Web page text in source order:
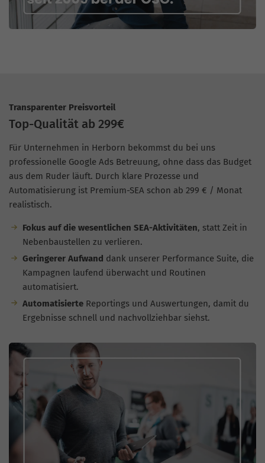
Transparenter Preisvorteil
Top-Qualität ab 299€
Für Unternehmen in Herborn bekommst du bei uns
professionelle Google Ads Betreuung, ohne dass das Budget
aus dem Ruder läuft. Durch klare Prozesse und
Automatisierung ist Premium-SEA schon ab 299 € / Monat
realistisch.
Fokus auf die wesentlichen SEA-Aktivitäten, statt Zeit in
Nebenbaustellen zu verlieren.
Geringerer Aufwand dank unserer Performance Suite, die
Kampagnen laufend überwacht und Routinen
automatisiert.
AutomatisierteReportings und Auswertungen, damit du
Ergebnisse schnell und nachvollziehbar siehst.